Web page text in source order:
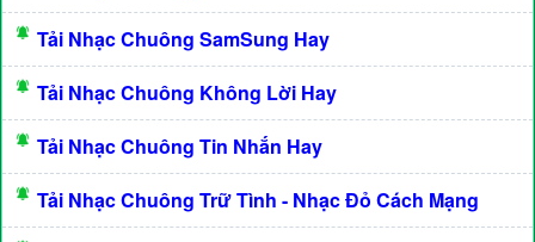
Tải Nhạc Chuông SamSung Hay
Tải Nhạc Chuông Không Lời Hay
Tải Nhạc Chuông Tin Nhắn Hay
Tải Nhạc Chuông Trữ Tình - Nhạc Đỏ Cách Mạng